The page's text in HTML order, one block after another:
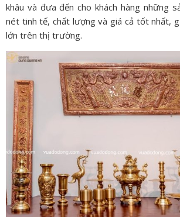
khâu và đưa đến cho khách hàng những
nét tinh tế, chất lượng và giá cả tốt nhất,
lớn trên thị trường.